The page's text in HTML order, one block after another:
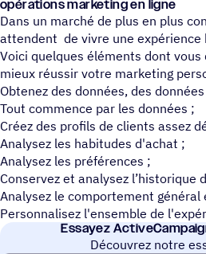
opéra­tions marke­ting en ligne
Dans un marché de plus en plus
attendent de vivre une expérience
Voici quelques éléments dont
mieux réussir votre marketing
Obtenez des données, des
Tout commence par les données ;
Créez des profils de clients assez
Analysez les habitudes d'achat ;
Analysez les préférences ;
Conservez et analysez l’historique
Analysez le comportement général
Personnalisez l'ensemble de
Essayez
Découvrez notre